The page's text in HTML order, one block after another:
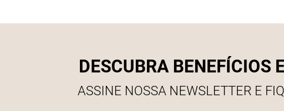
DESCUBRA BENEFÍCIOS
ASSINE NOSSA NEWSLETTER E